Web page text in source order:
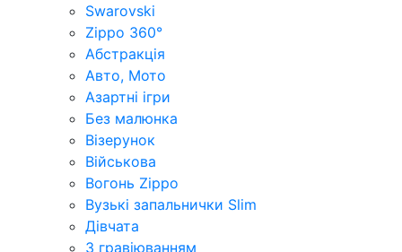
Swarovski
Zippo 360°
Абстракція
Авто, Мото
Азартні ігри
Без малюнка
Візерунок
Військова
Вогонь Zippo
Вузькі запальнички Slim
Дівчата
З гравіюванням